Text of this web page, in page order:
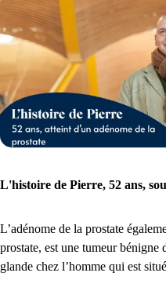
L'histoire de Pierre, 52 ans,
L’adénome de la prostate
prostate, est une tumeur bénigne
glande chez l’homme qui est